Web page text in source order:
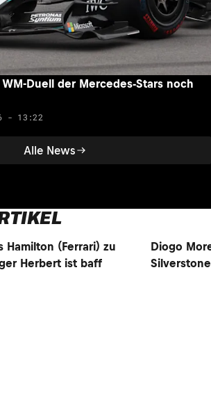
Alle News
Duell der Mercedes-Stars noch
- 13:22
NEU